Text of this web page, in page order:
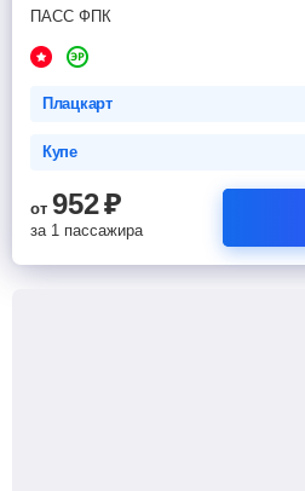
ПАСС ФПК
Плацкарт
Купе
от 952₽
за 1 пассажира